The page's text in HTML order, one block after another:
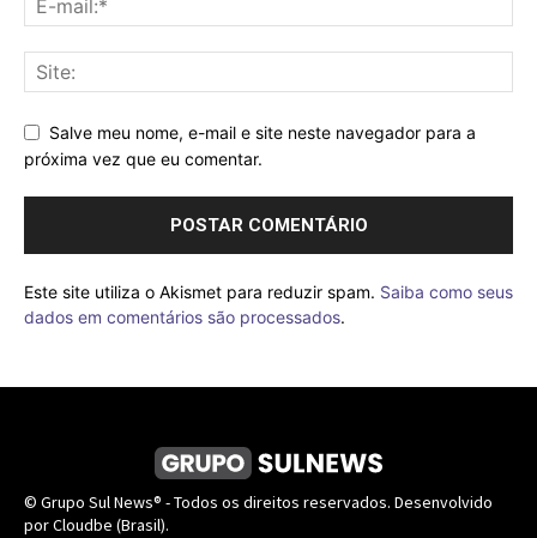
Salve meu nome, e-mail e site neste navegador para a
próxima vez que eu comentar.
Este site utiliza o Akismet para reduzir spam. Saiba como seus
dados em comentários são processados.
© Grupo Sul News® - Todos os direitos reservados. Desenvolvido
por Cloudbe (Brasil).